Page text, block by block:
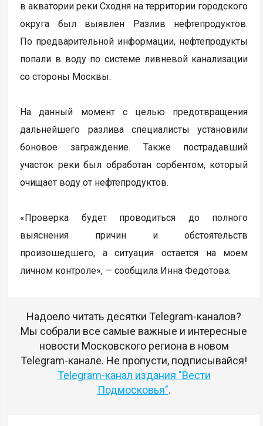
в акватории реки Сходня на территории городского
округа был выявлен Разлив нефтепродуктов.
По предварительной информации, нефтепродукты
попали в воду по системе ливневой канализации
со стороны Москвы.
На данный момент с целью предотвращения
дальнейшего разлива специалисты установили
боновое заграждение. Также пострадавший
участок реки был обработан сорбентом, который
очищает воду от нефтепродуктов.
«Проверка будет проводиться до полного
выяснения причин и обстоятельств
произошедшего, а ситуация остается на моем
личном контроле», — сообщила Инна Федотова.
Надоело читать десятки Telegram-каналов?
Мы собрали все самые важные и интересные
новости Московского региона в новом
Telegram-канале. Не пропусти, подписывайся!
Telegram-канал издания "Вести
Подмосковья".